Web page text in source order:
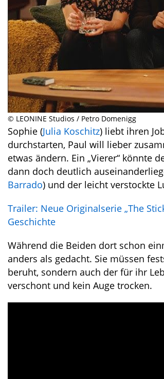
© LEONINE Studios / Petro Domenigg
Sophie (Julia Koschitz) liebt ihren
durchstarten, Paul will lieber
etwas ändern. Ein „Vierer“ könnte
dann doch deutlich
Barrado) und der leicht verstockte
Trailer: Neue Originalserie „The
Geschichte
Während die Beiden dort schon
anders als gedacht. Sie müssen
beruht, sondern auch der für ihr
verschont und kein Auge trocken.